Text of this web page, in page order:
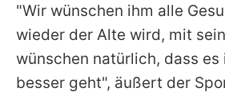
"Wir wünschen ihm alle
wieder der Alte wird, mit
wünschen natürlich, dass es
besser geht", äußert der